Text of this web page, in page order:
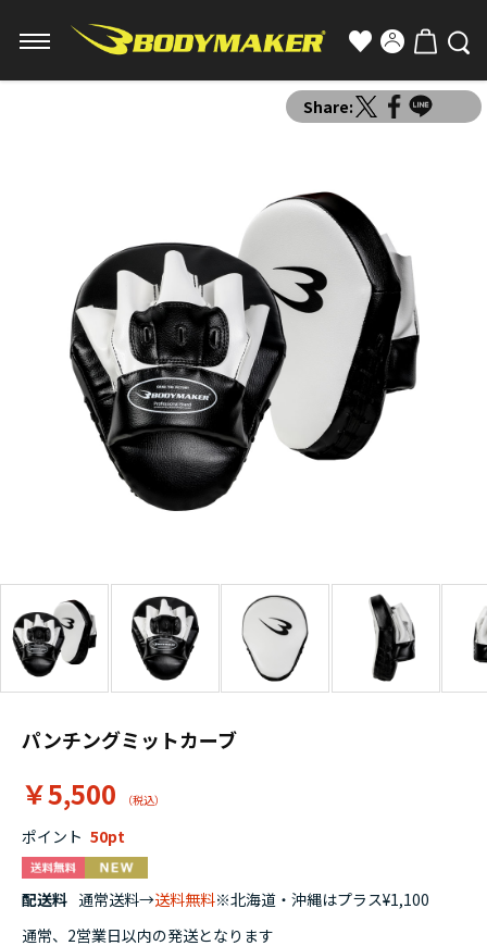
Share:
パンチングミットカーブ
￥5,500
ポイント 50
配送料 通常送料→送料無料※北海道・沖縄はプラス¥1,100
通常、2営業日以内の発送となります